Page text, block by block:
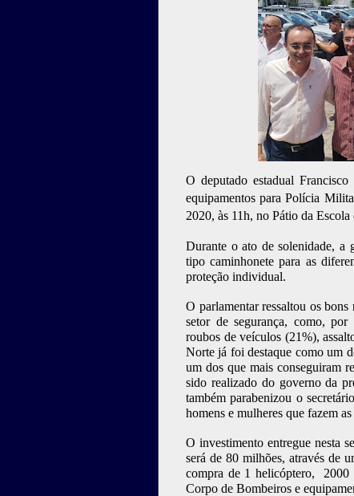
O deputado estadual
equipamentos para Polícia
2020, às 11h, no Pátio da
Durante o ato de solenidade, a
tipo caminhonete para as
proteção individual.
O parlamentar ressaltou os
setor de segurança, como,
roubos de veículos (21%),
Norte já foi destaque como um
um dos que mais conseguiram
sido realizado do governo da
também parabenizou o
homens e mulheres que fazem
O investimento entregue nesta
será de 80 milhões, através de
compra de 1 helicóptero,
2000
Corpo de Bombeiros e